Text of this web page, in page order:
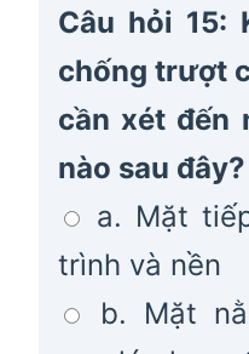
Câu hỏi 15:
chống trượt
cần xét đến
nào sau đây?
a. Mặt
trình và nền
b. Mặt